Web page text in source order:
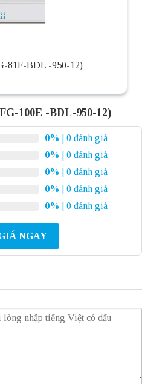
81F-BDL -950-12)
100E -BDL-950-12)
0%
| 0 đánh giá
0%
| 0 đánh giá
0%
| 0 đánh giá
0%
| 0 đánh giá
0% | 0 đánh giá
NGAY